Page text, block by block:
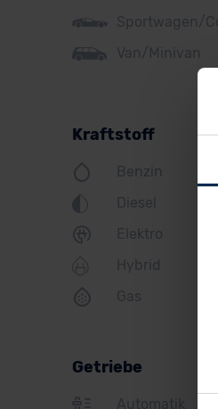
Lexus
MINI
Mazda
Mercedes
Mitsubishi
Peugeot
Sportwagen/
Van/Minivan
Kraftstoff
Benzin
Diesel
Elektro
Hybrid
Gas
Getriebe
Automatik